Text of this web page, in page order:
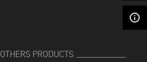
info_outline
OTHERS PRODUCTS